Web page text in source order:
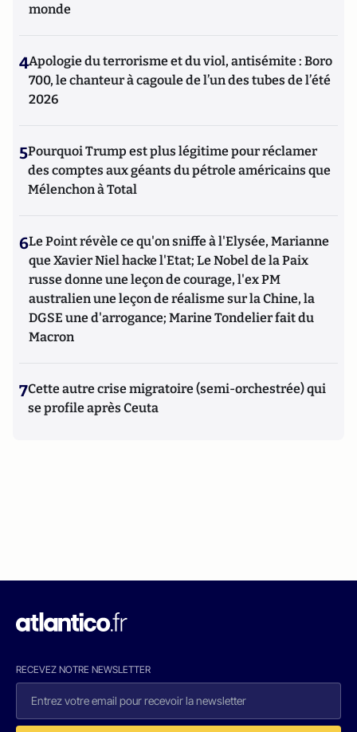
monde
4Apologie du terrorisme et du viol, antisémite : Boro
700, le chanteur à cagoule de l’un des tubes de l’été
2026
5Pourquoi Trump est plus légitime pour réclamer
des comptes aux géants du pétrole américains que
Mélenchon à Total
6Le Point révèle ce qu'on sniffe à l'Elysée, Marianne
que Xavier Niel hacke l'Etat; Le Nobel de la Paix
russe donne une leçon de courage, l'ex PM
australien une leçon de réalisme sur la Chine, la
DGSE une d'arrogance; Marine Tondelier fait du
Macron
7Cette autre crise migratoire (semi-orchestrée) qui
se profile après Ceuta
RECEVEZ NOTRE NEWSLETTER